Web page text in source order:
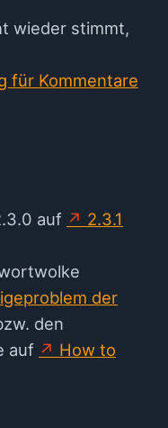
wieder stimmt,
für Kommentare
auf
2.3.1
der
den
auf
How to